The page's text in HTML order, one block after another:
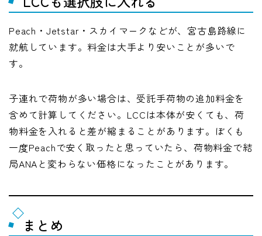
Peach・Jetstar・スカイマークなどが、宮古島路線に
就航しています。料金は大手より安いことが多いで
す。
子連れで荷物が多い場合は、受託手荷物の追加料金を
含めて計算してください。LCCは本体が安くても、荷
物料金を入れると差が縮まることがあります。ぼくも
一度Peachで安く取ったと思っていたら、荷物料金で結
局ANAと変わらない価格になったことがあります。
まとめ